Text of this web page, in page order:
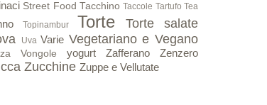
Street Food Tacchino Taccole Tartufo Tea
Topinambur Torte
Torte salate
Uva Varie Vegetariano e Vegano
Vongole yogurt Zafferano Zenzero
Zucchine Zuppe e Vellutate